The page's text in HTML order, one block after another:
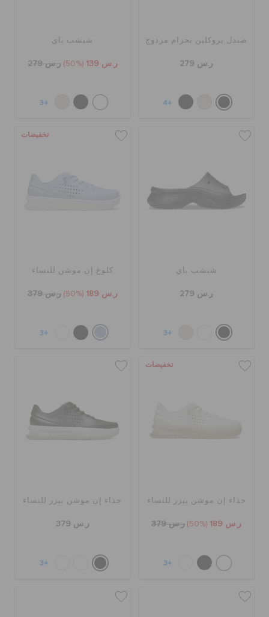
صندل بروكلين بحزام مزدوج
ر.س 279
+4
شبشب باي
ر.س 139 (50%) ر.س 279
+3
شبشب باي
ر.س 279
+3
تخفيضات
كلوغ إن موشن للنساء
ر.س 189 (50%) ر.س 379
+3
تخفيضات
حذاء إن موشن بيزر للنساء
ر.س 189 (50%) ر.س 379
+3
حذاء إن موشن بيزر للنساء
ر.س 379
+3